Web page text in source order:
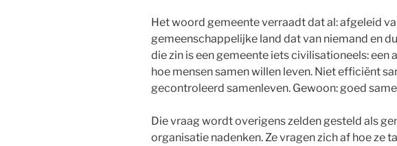
Het woord gemeente verraadt dat al: afgeleid
gemeenschappelijke land dat van niemand en
die zin is een gemeente iets civilisationeels: een
hoe mensen samen willen leven. Niet efficiënt
gecontroleerd samenleven. Gewoon: goed
Die vraag wordt overigens zelden gesteld als
organisatie nadenken. Ze vragen zich af hoe ze